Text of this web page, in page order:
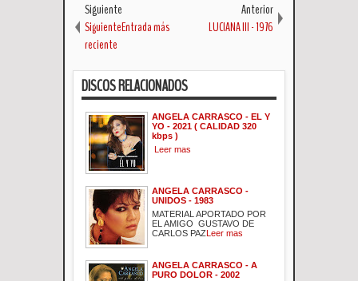
Siguiente
SiguienteEntrada más
reciente
Anterior
LUCIANA lll - 1976
DISCOS RELACIONADOS
ANGELA CARRASCO - EL Y
YO - 2021 ( CALIDAD 320
kbps )
Leer mas
ANGELA CARRASCO -
UNIDOS - 1983
MATERIAL APORTADO POR
EL AMIGO GUSTAVO DE
CARLOS PAZ Leer mas
ANGELA CARRASCO - A
PURO DOLOR - 2002